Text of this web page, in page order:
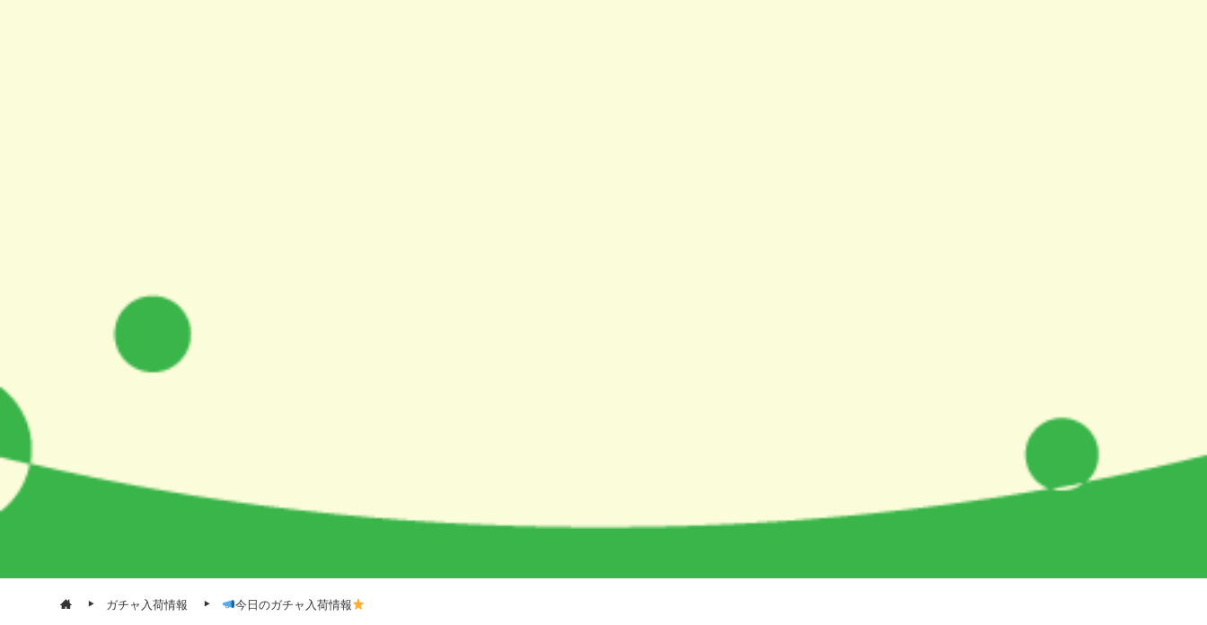
ガチャ入荷情報 今日のガチャ入荷情報